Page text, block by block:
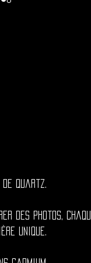
quartz.
des photos,
unique.